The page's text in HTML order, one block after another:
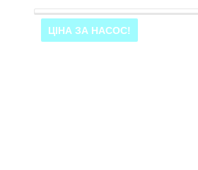
ЦІНА ЗА НАСОС!